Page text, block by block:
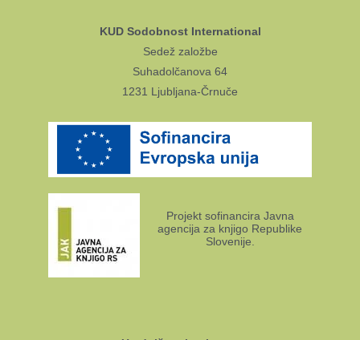
KUD Sodobnost International
Sedež založbe
Suhadolčanova 64
1231 Ljubljana-Črnuče
Projekt sofinancira Javna
agencija za knjigo Republike
Slovenije.